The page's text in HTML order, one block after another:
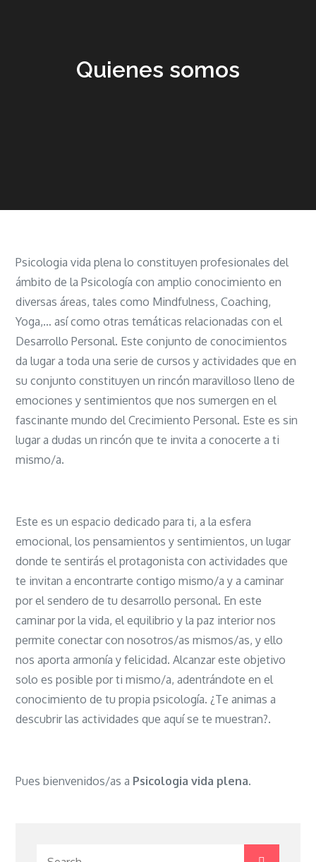
Quienes somos
Psicologia vida plena lo constituyen profesionales del
ámbito de la Psicología con amplio conocimiento en
diversas áreas, tales como Mindfulness, Coaching,
Yoga,… así como otras temáticas relacionadas con el
Desarrollo Personal. Este conjunto de conocimientos
da lugar a toda una serie de cursos y actividades que en
su conjunto constituyen un rincón maravilloso lleno de
emociones y sentimientos que nos sumergen en el
fascinante mundo del Crecimiento Personal. Este es sin
lugar a dudas un rincón que te invita a conocerte a ti
mismo/a.
Este es un espacio dedicado para ti, a la esfera
emocional, los pensamientos y sentimientos, un lugar
donde te sentirás el protagonista con actividades que
te invitan a encontrarte contigo mismo/a y a caminar
por el sendero de tu desarrollo personal. En este
caminar por la vida, el equilibrio y la paz interior nos
permite conectar con nosotros/as mismos/as, y ello
nos aporta armonía y felicidad. Alcanzar este objetivo
solo es posible por ti mismo/a, adentrándote en el
conocimiento de tu propia psicología. ¿Te animas a
descubrir las actividades que aquí se te muestran?.
Pues bienvenidos/as a Psicologia vida plena.